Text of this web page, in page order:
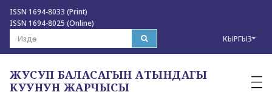
ISSN 1694-8033 (Print)
ISSN 1694-8025 (Online)
КЫРГЫЗ
ЖУСУП БАЛАСАГЫН АТЫНДАГЫ
КУУНУН ЖАРЧЫСЫ
—
—
—